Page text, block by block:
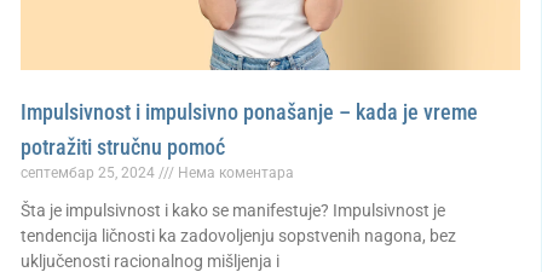
Impulsivnost i impulsivno ponašanje – kada je vreme
potražiti stručnu pomoć
септембар 25, 2024 Нема коментара
Šta je impulsivnost i kako se manifestuje? Impulsivnost je
tendencija ličnosti ka zadovoljenju sopstvenih nagona, bez
uključenosti racionalnog mišljenja i